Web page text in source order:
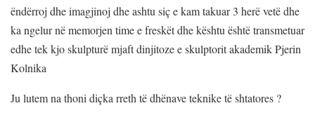
ëndërroj dhe imagjinoj dhe ashtu siç e kam takuar 3 herë vetë dhe
ka ngelur në memorjen time e freskët dhe kështu është transmetuar
edhe tek kjo skulpturë mjaft dinjitoze e skulptorit akademik Pjerin
Kolnika
Ju lutem na thoni diçka rreth të dhënave teknike të shtatores ?